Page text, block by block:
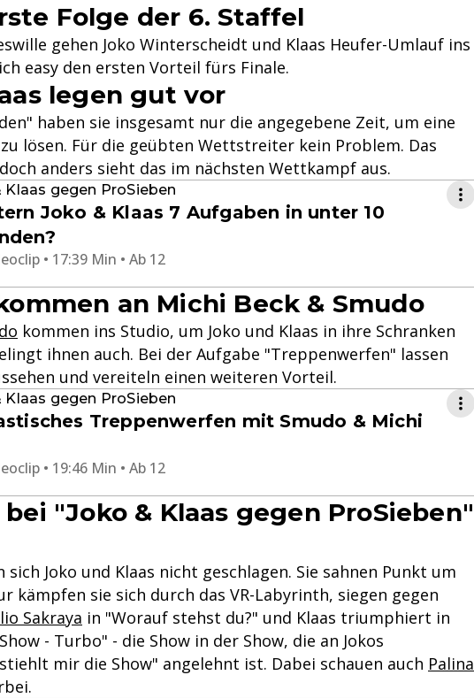
Folge der 6. Staffel
gehen Joko Winterscheidt und Klaas Heufer-Umlauf ins
easy den ersten Vorteil fürs Finale.
legen gut vor
haben sie insgesamt nur die angegebene Zeit, um eine
lösen. Für die geübten Wettstreiter kein Problem. Das
anders sieht das im nächsten Wettkampf aus.
Klaas gegen ProSieben
Joko & Klaas 7 Aufgaben in unter 10
• 17:39 Min • Ab 12
an Michi Beck & Smudo
kommen ins Studio, um Joko und Klaas in ihre Schranken
ihnen auch. Bei der Aufgabe "Treppenwerfen" lassen
und vereiteln einen weiteren Vorteil.
Klaas gegen ProSieben
Treppenwerfen mit Smudo & Michi
• 19:46 Min • Ab 12
"Joko & Klaas gegen ProSieben"
sich Joko und Klaas nicht geschlagen. Sie sahnen Punkt um
kämpfen sie sich durch das VR-Labyrinth, siegen gegen
Sakraya in "Worauf stehst du?" und Klaas triumphiert in
- Turbo" - die Show in der Show, die an Jokos
mir die Show" angelehnt ist. Dabei schauen auch Palina